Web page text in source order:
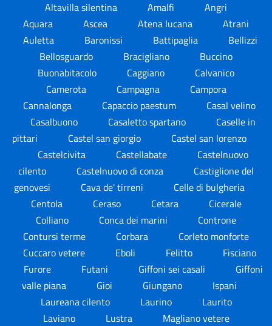
Altavilla silentina
Amalfi
Angri
Aquara
Ascea Atena lucana
Atrani
Auletta
Baronissi Battipaglia
Bellizzi
Bellosguardo
Bracigliano
Buccino
Buonabitacolo
Caggiano
Calvanico
Camerota
Campagna
Campora
Cannalonga
Capaccio paestum
Casal velino
Casalbuono
Casaletto spartano
Caselle in
pittari
Castel san giorgio
Castel san lorenzo
Castelcivita
Castellabate
Castelnuovo
cilento
Castelnuovo di conza
Castiglione del
genovesi
Cava de' tirreni
Celle di bulgheria
Centola
Ceraso Cetara
Cicerale
Colliano
Conca dei marini
Controne
Contursi terme
Corbara
Corleto monforte
Cuccaro vetere
Eboli Felitto
Fisciano
Furore
Futani Giffoni sei casali
Giffoni
valle piana
Gioi Giungano
Ispani
Laureana cilento
Laurino
Laurito
Laviano
Lustra
Magliano vetere